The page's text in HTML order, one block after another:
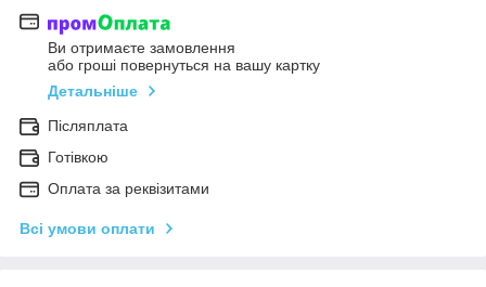
Ви отримаєте замовлення
або гроші повернуться на вашу картку
Детальніше
Післяплата
Готівкою
Оплата за реквізитами
Всі умови оплати